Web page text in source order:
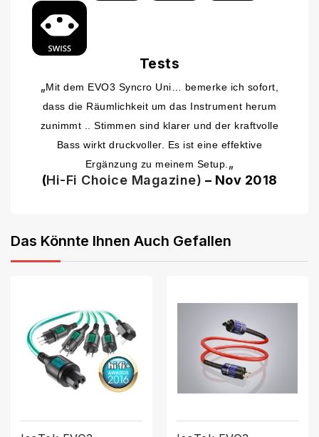
Tests
„Mit dem EVO3 Syncro Uni… bemerke ich sofort,
dass die Räumlichkeit um das Instrument herum
zunimmt .. Stimmen sind klarer und der kraftvolle
Bass wirkt druckvoller. Es ist eine effektive
Ergänzung zu meinem Setup. „
(Hi-Fi Choice Magazine) – Nov 2018
Das Könnte Ihnen Auch Gefallen